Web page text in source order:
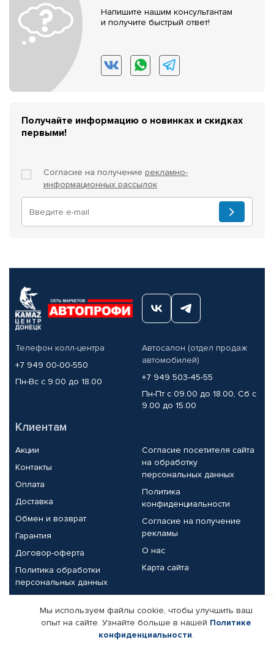
Напишите нашим консультантам
и получите быстрый ответ!
Получайте информацию о новинках и скидках
первыми!
Согласие на получение рекламно-
информационных рассылок
Телефон колл-центра
+7 949 00-00-550
Пн-Вс с 9.00 до 18.00
Автосалон (отдел продаж
автомобилей)
+7 949 503-45-55
Пн-Пт с 09.00 до 18.00, Сб с
9.00 до 15.00
Клиентам
Акции
Контакты
Оплата
Доставка
Обмен и возврат
Гарантия
Договор-оферта
Политика обработки
персональных данных
Согласие посетителя сайта
на обработку
персональных данных
Политика
конфиденциальности
Согласие на получение
рекламы
О нас
Карта сайта
Партнерам
Корпоративным клиентам
Реквизиты компании
Мы используем файлы cookie, чтобы улучшить ваш
опыт на сайте. Узнайте больше в нашей Политике
конфиденциальности.